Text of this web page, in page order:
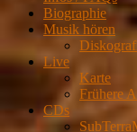
Biographie
Musik hören
Live
Karte
Frühere
CDs